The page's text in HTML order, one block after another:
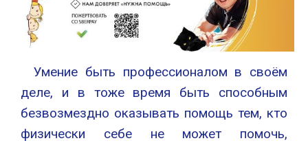
Умение быть профессионалом в своём
деле, и в тоже время быть способным
безвозмездно оказывать помощь тем, кто
физически себе не может помочь,